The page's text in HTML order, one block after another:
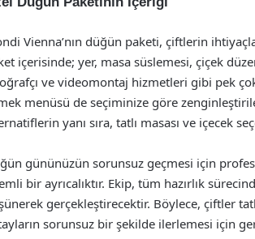
Vienna’nın düğün paketi, çiftlerin
içerisinde; yer, masa süslemesi, çiçek
ve videomontaj hizmetleri gibi pek
menüsü de seçiminize göre
yanı sıra, tatlı masası ve içecek
gününüzün sorunsuz geçmesi için
bir ayrıcalıktır. Ekip, tüm hazırlık
gerçekleştirecektir. Böylece, çiftler
sorunsuz bir şekilde ilerlemesi için